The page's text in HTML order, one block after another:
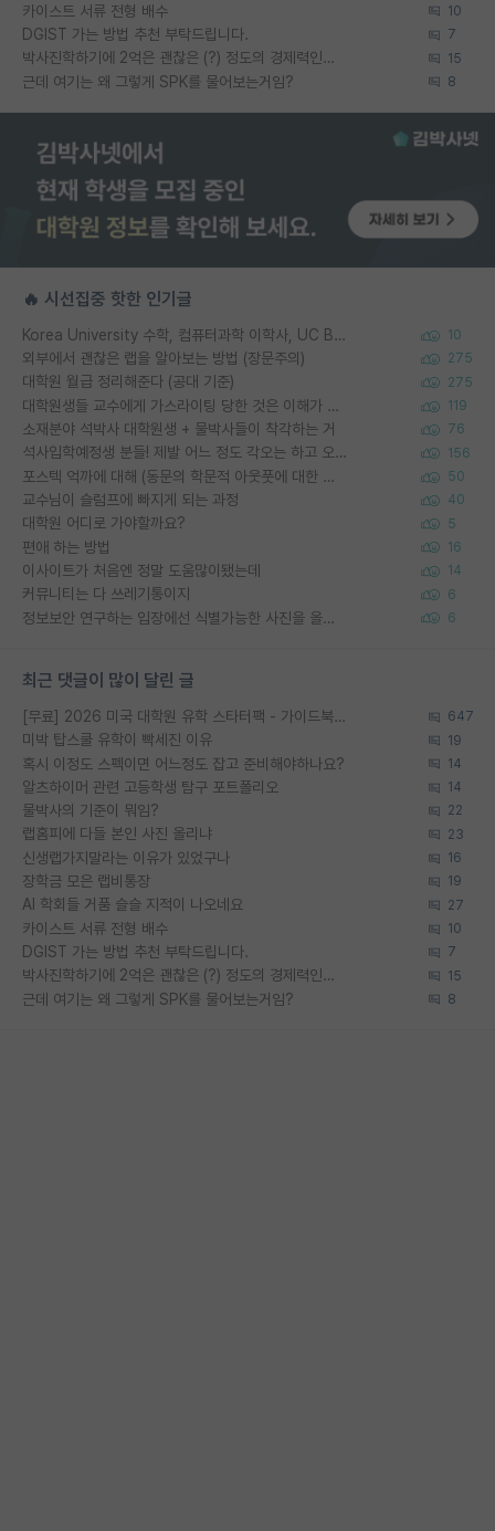
카이스트 서류 전형 배수 10
DGIST 가는 방법 추천 부탁드립니다. 7
박사진학하기에 2억은 괜찮은 (?) 정도의 경제력인가요 15
근데 여기는 왜 그렇게 SPK를 물어보는거임? 8
🔥 시선집중 핫한 인기글
Korea University 수학, 컴퓨터과학 이학사, UC Berkeley 산업공학 대학원 공학박사가 되는 것은 쉽지 않겠죠? 10
외부에서 괜찮은 랩을 알아보는 방법 (장문주의) 275
대학원 월급 정리해준다 (공대 기준) 275
대학원생들 교수에게 가스라이팅 당한 것은 이해가 갑니다. 안타깝네요. 119
소재분야 석박사 대학원생 + 물박사들이 착각하는 거 76
석사입학예정생 분들! 제발 어느 정도 각오는 하고 오세요. 156
포스텍 억까에 대해 (동문의 학문적 아웃풋에 대한 반박) 50
교수님이 슬럼프에 빠지게 되는 과정 40
대학원 어디로 가야할까요? 5
편애 하는 방법 16
이사이트가 처음엔 정말 도움많이됐는데 14
커뮤니티는 다 쓰레기통이지 6
정보보안 연구하는 입장에선 식별가능한 사진을 올리는건 비추이긴함 6
최근 댓글이 많이 달린 글
[무료] 2026 미국 대학원 유학 스타터팩 - 가이드북 & 합격자 컨택메일 템플릿 647
미박 탑스쿨 유학이 빡세진 이유 19
혹시 이정도 스펙이면 어느정도 잡고 준비해야하나요? 14
알츠하이머 관련 고등학생 탐구 포트폴리오 14
물박사의 기준이 뭐임? 22
랩홈피에 다들 본인 사진 올리냐 23
신생랩가지말라는 이유가 있었구나 16
장학금 모은 랩비통장 19
AI 학회들 거품 슬슬 지적이 나오네요 27
카이스트 서류 전형 배수 10
DGIST 가는 방법 추천 부탁드립니다. 7
박사진학하기에 2억은 괜찮은 (?) 정도의 경제력인가요 15
근데 여기는 왜 그렇게 SPK를 물어보는거임? 8